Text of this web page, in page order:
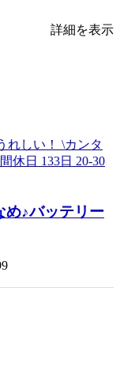
詳細を表示
め♪バッテリー